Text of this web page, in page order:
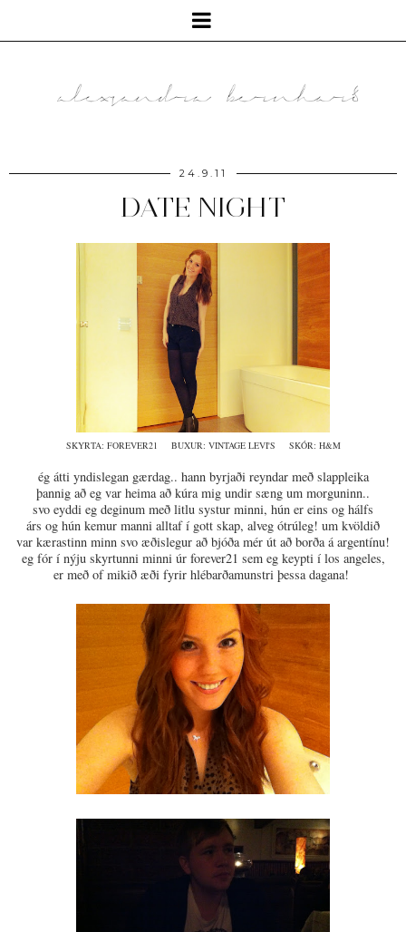
24.9.11
DATE NIGHT
SKYRTA: FOREVER21 BUXUR: VINTAGE LEVI'S SKÓR: H&M
ég átti yndislegan gærdag.. hann byrjaði reyndar með slappleika
þannig að eg var heima að kúra mig undir sæng um morguninn..
svo eyddi eg deginum með litlu systur minni, hún er eins og hálfs
árs og hún kemur manni alltaf í gott skap, alveg ótrúleg! um kvöldið
var kærastinn minn svo æðislegur að bjóða mér út að borða á argentínu!
eg fór í nýju skyrtunni minni úr forever21 sem eg keypti í los angeles,
er með of mikið æði fyrir hlébarðamunstri þessa dagana!